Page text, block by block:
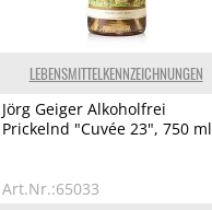
LEBENSMITTELKENNZEICHNUNGEN
Jörg Geiger Alkoholfrei
Prickelnd "Cuvée 23", 750 ml
Art.Nr.:65033